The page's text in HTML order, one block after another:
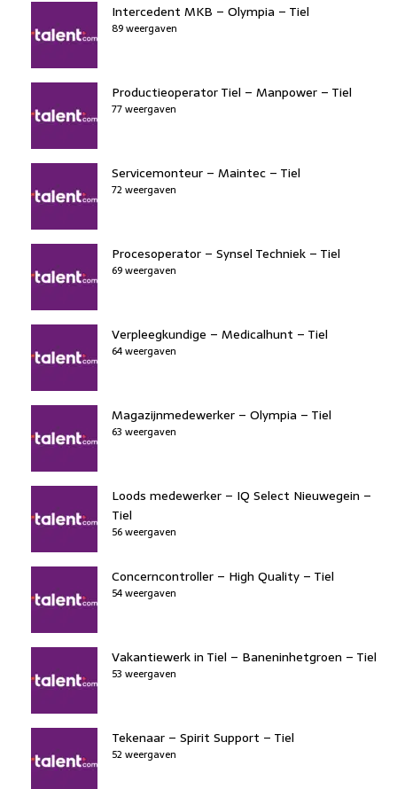
Intercedent MKB – Olympia – Tiel
89 weergaven
Productieoperator Tiel – Manpower – Tiel
77 weergaven
Servicemonteur – Maintec – Tiel
72 weergaven
Procesoperator – Synsel Techniek – Tiel
69 weergaven
Verpleegkundige – Medicalhunt – Tiel
64 weergaven
Magazijnmedewerker – Olympia – Tiel
63 weergaven
Loods medewerker – IQ Select Nieuwegein –
Tiel
56 weergaven
Concerncontroller – High Quality – Tiel
54 weergaven
Vakantiewerk in Tiel – Baneninhetgroen – Tiel
53 weergaven
Tekenaar – Spirit Support – Tiel
52 weergaven